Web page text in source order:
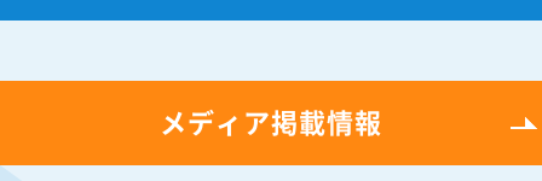
メディア掲載情報